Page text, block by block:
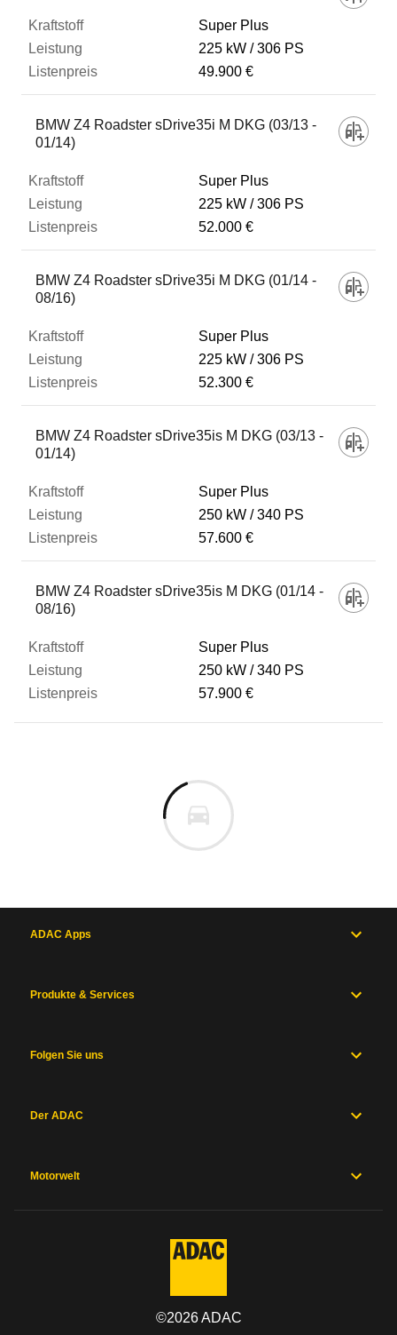
Super Plus
225 kW
306 PS
49.900 €
BMW Z4 Roadster sDrive35i M DKG (03/13 -
01/14)
Super Plus
225 kW
306 PS
52.000 €
BMW Z4 Roadster sDrive35i M DKG (01/14 -
08/16)
Super Plus
225 kW
306 PS
52.300 €
BMW Z4 Roadster sDrive35is M DKG (03/13 -
01/14)
Super Plus
250 kW
340 PS
57.600 €
BMW Z4 Roadster sDrive35is M DKG (01/14 -
08/16)
Super Plus
250 kW
340 PS
57.900 €
ADAC Apps
Produkte & Services
Folgen Sie uns
Der ADAC
Motorwelt
©2026ADAC